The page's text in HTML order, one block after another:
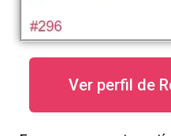
Ver perfil de